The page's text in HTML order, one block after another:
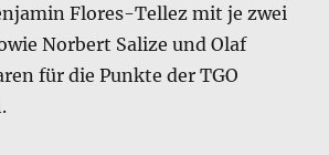
Flores-Tellez mit je zwei
Norbert Salize und Olaf
für die Punkte der TGO